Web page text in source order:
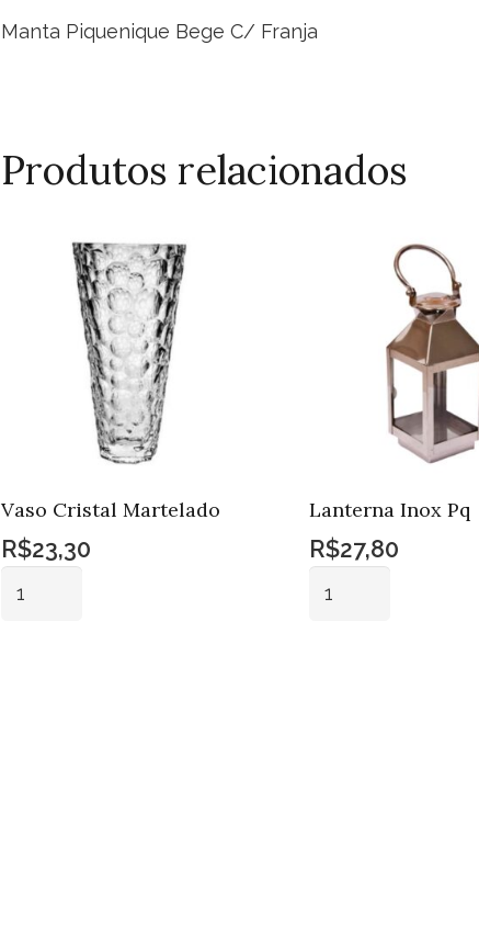
Manta Piquenique Bege C/ Franja
Produtos relacionados
Vaso Cristal Martelado
R$23,30
Lanterna Inox Pq
R$27,80